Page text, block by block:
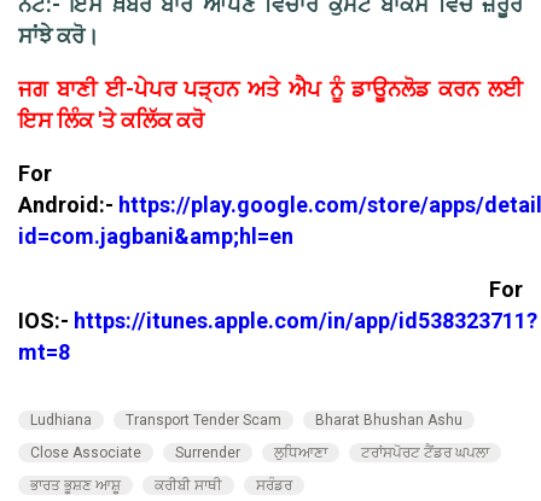
ਸਾਂਝੇ ਕਰੋ।
ਜਗ ਬਾਣੀ ਈ-ਪੇਪਰ ਪੜ੍ਹਨ ਅਤੇ ਐਪ ਨੂੰ ਡਾਊਨਲੋਡ ਕਰਨ ਲਈ
ਇਸ ਲਿੰਕ 'ਤੇ ਕਲਿੱਕ ਕਰੋ
For
Android:- https://play.google.com/store/apps/
id=com.jagbani&amp;hl=en
For
IOS:- https://itunes.apple.com/in/app/id538323711?
mt=8
Ludhiana Transport Tender Scam
Bharat Bhushan Ashu
Close Associate
Surrender ਲੁਧਿਆਣਾ
ਟਰਾਂਸਪੋਰਟ ਟੈਂਡਰ ਘਪਲਾ
ਭਾਰਤ ਭੂਸ਼ਣ ਆਸ਼ੂ
ਕਰੀਬੀ ਸਾਥੀ ਸਰੰਡਰ